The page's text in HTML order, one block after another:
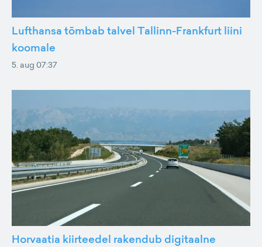
Lufthansa tõmbab talvel Tallinn-Frankfurt liini
koomale
5. aug 07:37
Horvaatia kiirteedel rakendub digitaalne